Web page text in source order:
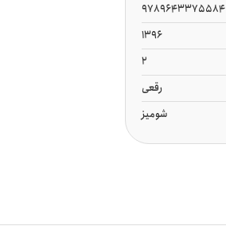
9789643375584
1396
2
رقعی
شومیز